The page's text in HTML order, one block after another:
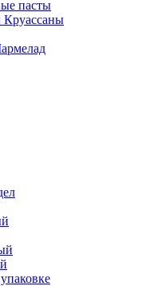
пасты
Круассаны